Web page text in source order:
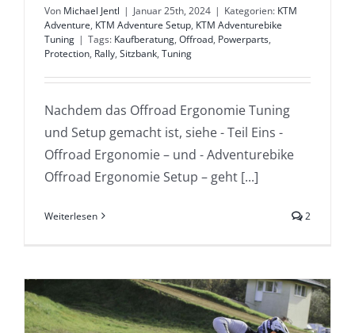
Von Michael Jentl | Januar 25th, 2024 | Kategorien: KTM
Adventure, KTM Adventure Setup, KTM Adventurebike
Tuning | Tags: Kaufberatung, Offroad, Powerparts,
Protection, Rally, Sitzbank, Tuning
Nachdem das Offroad Ergonomie Tuning
und Setup gemacht ist, siehe - Teil Eins -
Offroad Ergonomie – und - Adventurebike
Offroad Ergonomie Setup – geht [...]
Weiterlesen 2